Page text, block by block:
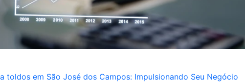
toldos em São José dos Campos: Impulsionando Seu Negócio